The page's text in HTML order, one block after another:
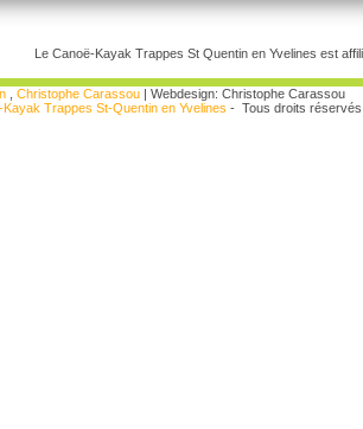
Le Canoë-Kayak Trappes St Quentin en Yvelines est
Christophe Carassou | Webdesign: Christophe Carassou
Kayak Trappes St-Quentin en Yvelines - Tous droits réservés